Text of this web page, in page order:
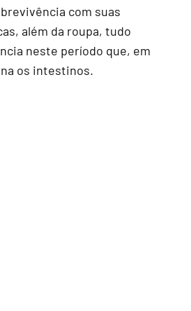
com suas
além da roupa, tudo
neste período que, em
os intestinos.